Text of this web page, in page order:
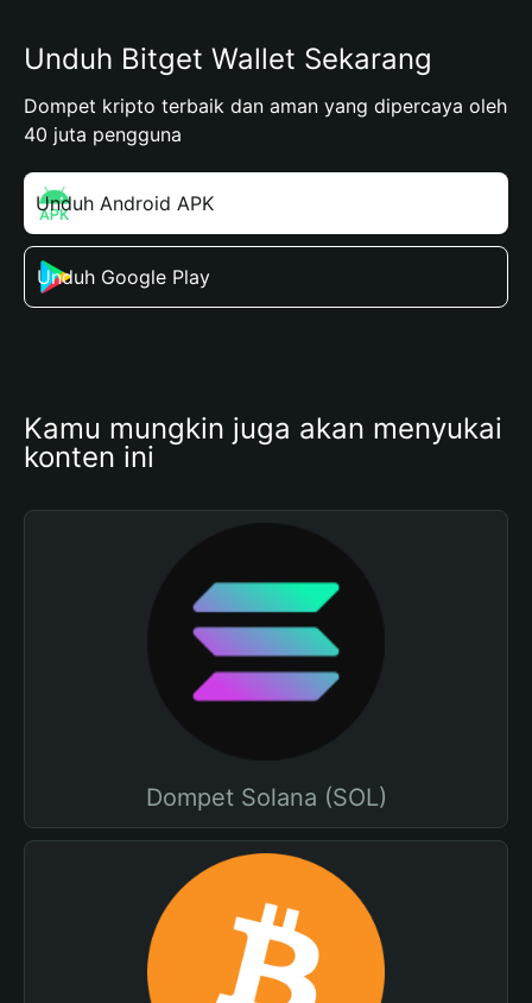
Unduh Bitget Wallet Sekarang
Dompet kripto terbaik dan aman yang dipercaya oleh
40 juta pengguna
Unduh Android APK
Unduh Google Play
Kamu mungkin juga akan menyukai
konten ini
Dompet Solana (SOL)